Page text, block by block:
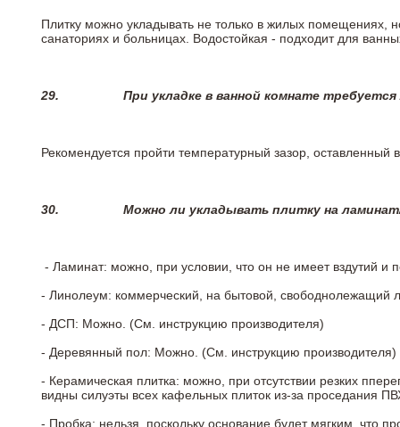
Плитку можно укладывать не только в жилых помещениях,
санаториях и больницах. Водостойкая - подходит для
29. При укладке в ванной комнате
Рекомендуется пройти температурный зазор,
30. Можно ли укладывать плитку на
- Ламинат: можно, при условии, что он не имеет вздутий
- Линолеум: коммерческий, на бытовой, свободнолежащий
- ДСП: Можно. (См. инструкцию производителя)
- Деревянный пол: Можно. (См. инструкцию производителя)
- Керамическая плитка: можно, при отсутствии резких
видны силуэты всех кафельных плиток из-за проседания
- Пробка: нельзя, поскольку основание будет мягким, что